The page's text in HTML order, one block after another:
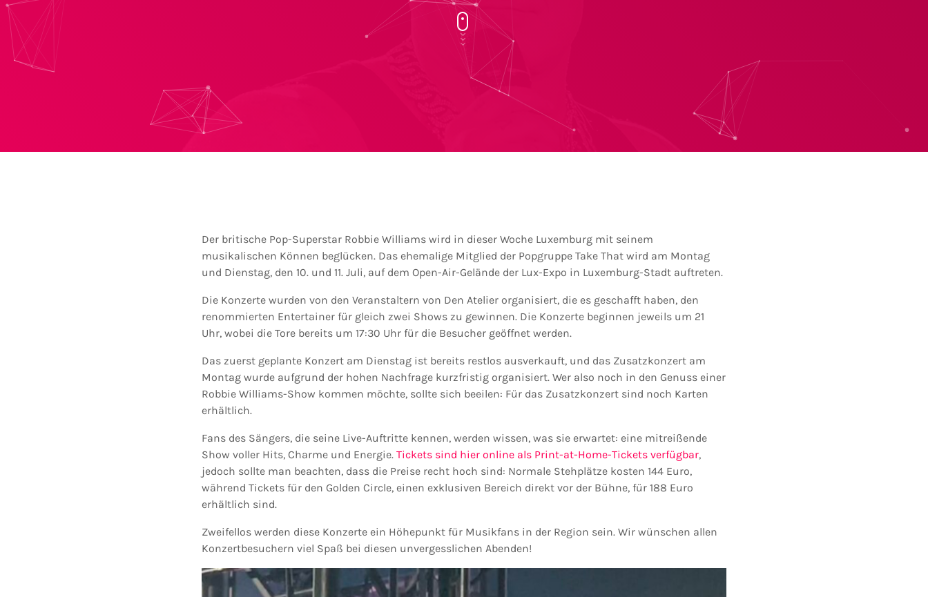
Der britische Pop-Superstar Robbie Williams wird in dieser Woche Luxemburg mit seinem
musikalischen Können beglücken. Das ehemalige Mitglied der Popgruppe Take That wird am Montag
und Dienstag, den 10. und 11. Juli, auf dem Open-Air-Gelände der Lux-Expo in Luxemburg-Stadt auftreten.
Die Konzerte wurden von den Veranstaltern von Den Atelier organisiert, die es geschafft haben, den
renommierten Entertainer für gleich zwei Shows zu gewinnen. Die Konzerte beginnen jeweils um 21
Uhr, wobei die Tore bereits um 17:30 Uhr für die Besucher geöffnet werden.
Das zuerst geplante Konzert am Dienstag ist bereits restlos ausverkauft, und das Zusatzkonzert am
Montag wurde aufgrund der hohen Nachfrage kurzfristig organisiert. Wer also noch in den Genuss einer
Robbie Williams-Show kommen möchte, sollte sich beeilen: Für das Zusatzkonzert sind noch Karten
erhältlich.
Fans des Sängers, die seine Live-Auftritte kennen, werden wissen, was sie erwartet: eine mitreißende
Show voller Hits, Charme und Energie. Tickets sind hier online als Print-at-Home-Tickets verfügbar,
jedoch sollte man beachten, dass die Preise recht hoch sind: Normale Stehplätze kosten 144 Euro,
während Tickets für den Golden Circle, einen exklusiven Bereich direkt vor der Bühne, für 188 Euro
erhältlich sind.
Zweifellos werden diese Konzerte ein Höhepunkt für Musikfans in der Region sein. Wir wünschen allen
Konzertbesuchern viel Spaß bei diesen unvergesslichen Abenden!